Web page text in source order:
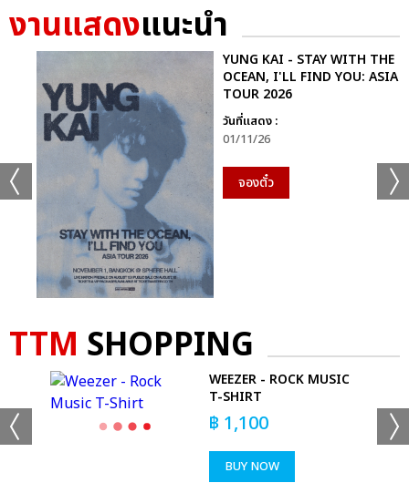
งานแสดงแนะนำ
YUNG KAI - STAY WITH THE
OCEAN, I'LL FIND YOU: ASIA
TOUR 2026
วันที่แสดง :
01/11/26
จองตั๋ว
TTM SHOPPING
WEEZER - ROCK MUSIC
T-SHIRT
฿ 1,100
BUY NOW